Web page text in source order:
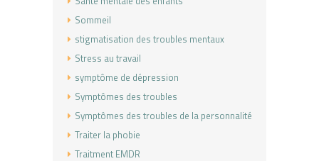
Sommeil
stigmatisation des troubles mentaux
Stress au travail
symptôme de dépression
Symptômes des troubles
Symptômes des troubles de la personnalité
Traiter la phobie
Traitment EMDR